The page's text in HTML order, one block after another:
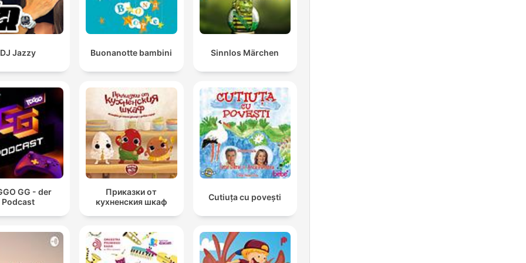
DJ Jazzy Buonanotte bambini Sinnlos Märchen
GG - der
Podcast
Приказки от
кухненския шкаф
Cutiuța cu povești